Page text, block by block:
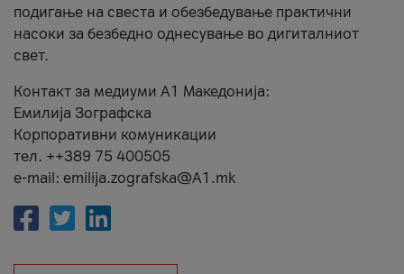
подигање на свеста и обезбедување практични
насоки за безбедно однесување во дигиталниот
свет.
Контакт за медиуми А1 Македонија:
Емилија Зографска
Корпоративни комуникации
тел. ++389 75 400505
e-mail: emilija.zografska@A1.mk